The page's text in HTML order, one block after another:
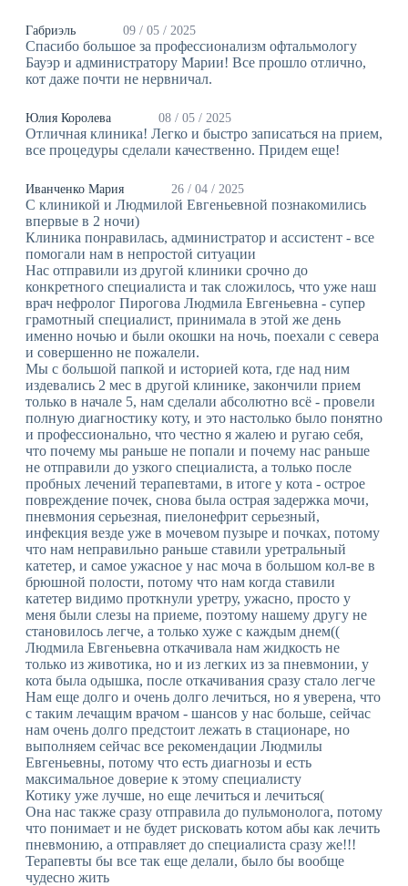
Габриэль 09 / 05 / 2025
Спасибо большое за профессионализм офтальмологу
Бауэр и администратору Марии! Все прошло отлично,
кот даже почти не нервничал.
Юлия Королева 08 / 05 / 2025
Отличная клиника! Легко и быстро записаться на прием,
все процедуры сделали качественно. Придем еще!
Иванченко Мария 26 / 04 / 2025
С клиникой и Людмилой Евгеньевной познакомились
впервые в 2 ночи)
Клиника понравилась, администратор и ассистент - все
помогали нам в непростой ситуации
Нас отправили из другой клиники срочно до
конкретного специалиста и так сложилось, что уже наш
врач нефролог Пирогова Людмила Евгеньевна - супер
грамотный специалист, принимала в этой же день
именно ночью и были окошки на ночь, поехали с севера
и совершенно не пожалели.
Мы с большой папкой и историей кота, где над ним
издевались 2 мес в другой клинике, закончили прием
только в начале 5, нам сделали абсолютно всё - провели
полную диагностику коту, и это настолько было понятно
и профессионально, что честно я жалею и ругаю себя,
что почему мы раньше не попали и почему нас раньше
не отправили до узкого специалиста, а только после
пробных лечений терапевтами, в итоге у кота - острое
повреждение почек, снова была острая задержка мочи,
пневмония серьезная, пиелонефрит серьезный,
инфекция везде уже в мочевом пузыре и почках, потому
что нам неправильно раньше ставили уретральный
катетер, и самое ужасное у нас моча в большом кол-ве в
брюшной полости, потому что нам когда ставили
катетер видимо проткнули уретру, ужасно, просто у
меня были слезы на приеме, поэтому нашему другу не
становилось легче, а только хуже с каждым днем((
Людмила Евгеньевна откачивала нам жидкость не
только из животика, но и из легких из за пневмонии, у
кота была одышка, после откачивания сразу стало легче
Нам еще долго и очень долго лечиться, но я уверена, что
с таким лечащим врачом - шансов у нас больше, сейчас
нам очень долго предстоит лежать в стационаре, но
выполняем сейчас все рекомендации Людмилы
Евгеньевны, потому что есть диагнозы и есть
максимальное доверие к этому специалисту
Котику уже лучше, но еще лечиться и лечиться(
Она нас также сразу отправила до пульмонолога, потому
что понимает и не будет рисковать котом абы как лечить
пневмонию, а отправляет до специалиста сразу же!!!
Терапевты бы все так еще делали, было бы вообще
чудесно жить